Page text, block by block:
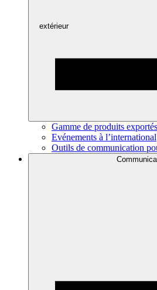
extérieur
Gamme de produits exportés
Evénements à l’international
Outils de communication